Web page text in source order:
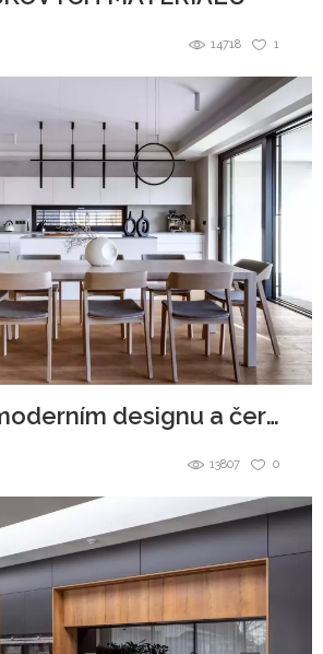
1
14718
Kuchyně v moderním designu a černobílé kombinaci
0
13807